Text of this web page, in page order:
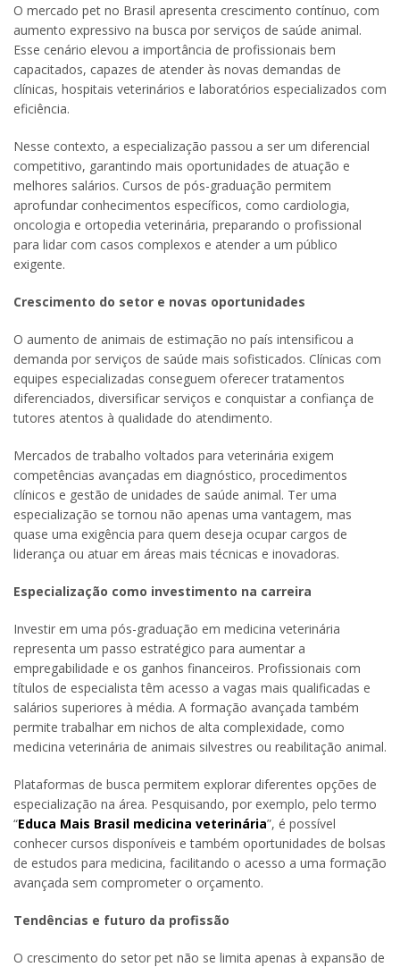
O mercado pet no Brasil apresenta crescimento contínuo, com
aumento expressivo na busca por serviços de saúde animal.
Esse cenário elevou a importância de profissionais bem
capacitados, capazes de atender às novas demandas de
clínicas, hospitais veterinários e laboratórios especializados com
eficiência.
Nesse contexto, a especialização passou a ser um diferencial
competitivo, garantindo mais oportunidades de atuação e
melhores salários. Cursos de pós-graduação permitem
aprofundar conhecimentos específicos, como cardiologia,
oncologia e ortopedia veterinária, preparando o profissional
para lidar com casos complexos e atender a um público
exigente.
Crescimento do setor e novas oportunidades
O aumento de animais de estimação no país intensificou a
demanda por serviços de saúde mais sofisticados. Clínicas com
equipes especializadas conseguem oferecer tratamentos
diferenciados, diversificar serviços e conquistar a confiança de
tutores atentos à qualidade do atendimento.
Mercados de trabalho voltados para veterinária exigem
competências avançadas em diagnóstico, procedimentos
clínicos e gestão de unidades de saúde animal. Ter uma
especialização se tornou não apenas uma vantagem, mas
quase uma exigência para quem deseja ocupar cargos de
liderança ou atuar em áreas mais técnicas e inovadoras.
Especialização como investimento na carreira
Investir em uma pós-graduação em medicina veterinária
representa um passo estratégico para aumentar a
empregabilidade e os ganhos financeiros. Profissionais com
títulos de especialista têm acesso a vagas mais qualificadas e
salários superiores à média. A formação avançada também
permite trabalhar em nichos de alta complexidade, como
medicina veterinária de animais silvestres ou reabilitação animal.
Plataformas de busca permitem explorar diferentes opções de
especialização na área. Pesquisando, por exemplo, pelo termo
“Educa Mais Brasil medicina veterinária”, é possível
conhecer cursos disponíveis e também oportunidades de bolsas
de estudos para medicina, facilitando o acesso a uma formação
avançada sem comprometer o orçamento.
Tendências e futuro da profissão
O crescimento do setor pet não se limita apenas à expansão de